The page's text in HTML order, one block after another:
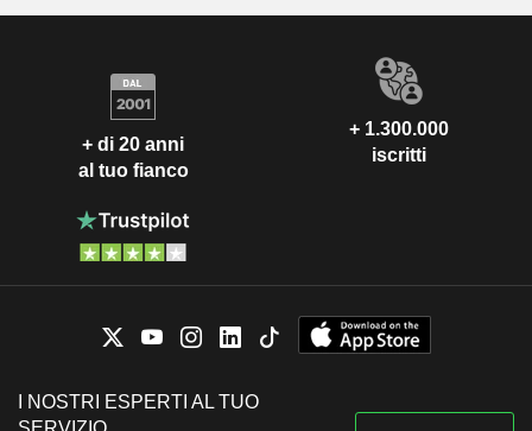
+ di 20 anni
al tuo fianco
+ 1.300.000
iscritti
I NOSTRI ESPERTI AL TUO